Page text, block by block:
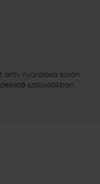
aktív nyaralása során
szállodákban